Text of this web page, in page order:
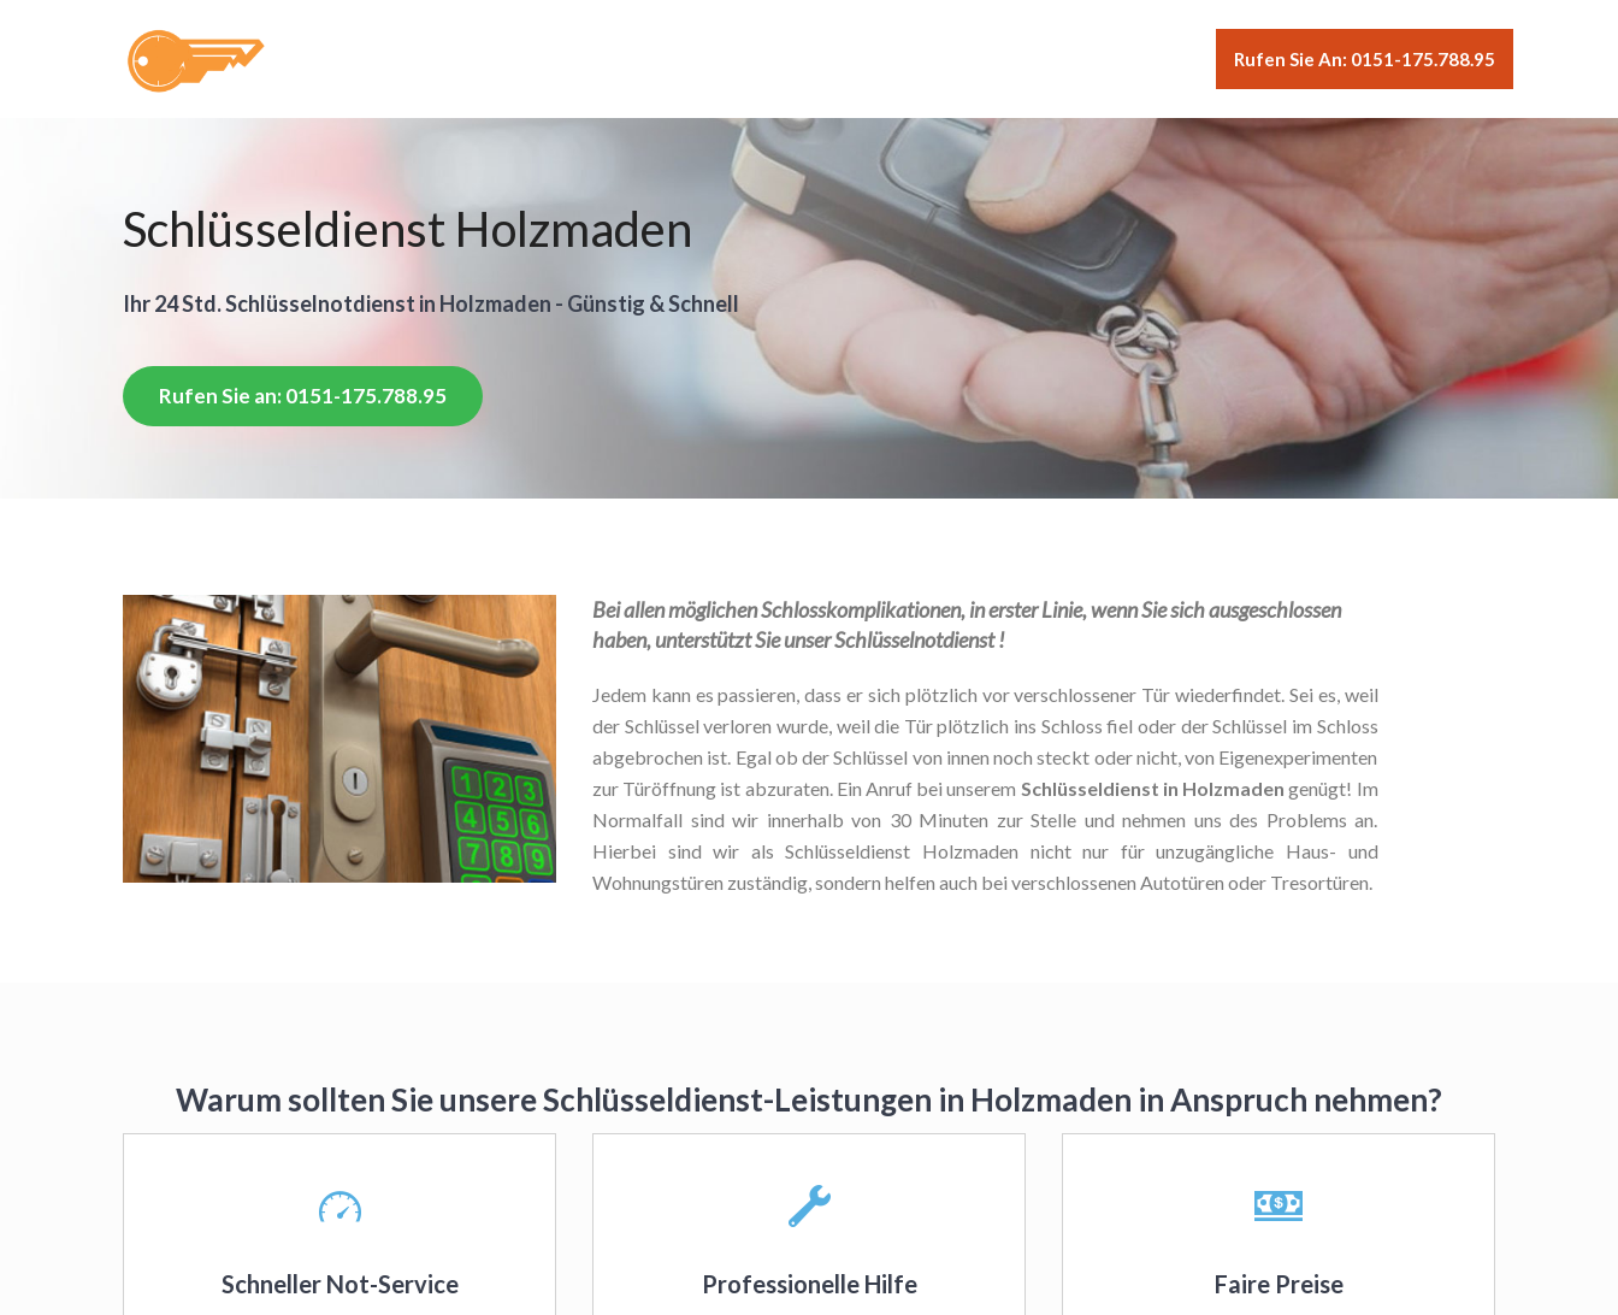
Rufen Sie An: 0151-175.788.95
Schlüsseldienst Holzmaden
Ihr 24 Std. Schlüsselnotdienst in Holzmaden - Günstig & Schnell
Rufen Sie an: 0151-175.788.95
Bei allen möglichen Schlosskomplikationen, in erster Linie, wenn Sie sich ausgeschlossen
haben, unterstützt Sie unser Schlüsselnotdienst !
Jedem kann es passieren, dass er sich plötzlich vor verschlossener Tür wiederfindet. Sei es, weil
der Schlüssel verloren wurde, weil die Tür plötzlich ins Schloss fiel oder der Schlüssel im Schloss
abgebrochen ist. Egal ob der Schlüssel von innen noch steckt oder nicht, von Eigenexperimenten
zur Türöffnung ist abzuraten. Ein Anruf bei unserem Schlüsseldienst in Holzmaden genügt! Im
Normalfall sind wir innerhalb von 30 Minuten zur Stelle und nehmen uns des Problems an.
Hierbei sind wir als Schlüsseldienst Holzmaden nicht nur für unzugängliche Haus- und
Wohnungstüren zuständig, sondern helfen auch bei verschlossenen Autotüren oder Tresortüren.
Warum sollten Sie unsere Schlüsseldienst-Leistungen in Holzmaden in Anspruch nehmen?
Schneller Not-Service Professionelle Hilfe Faire Preise